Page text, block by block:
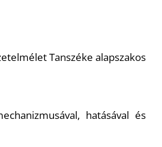
Tanszéke alapszakos
hatásával és